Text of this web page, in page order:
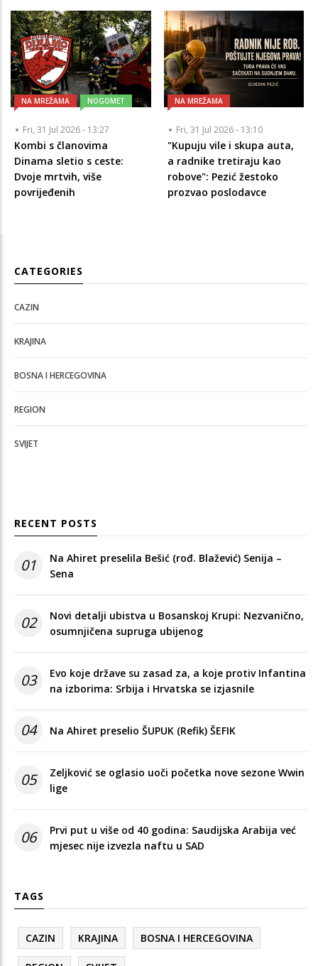
NA MREŽAMA NOGOMET
Fri, 31 Jul 2026 - 13:27
Kombi s članovima
Dinama sletio s ceste:
Dvoje mrtvih, više
povrijeđenih
NA MREŽAMA
Fri, 31 Jul 2026 - 13:10
"Kupuju vile i skupa auta,
a radnike tretiraju kao
robove": Pezić žestoko
prozvao poslodavce
CATEGORIES
CAZIN
KRAJINA
BOSNA I HERCEGOVINA
REGION
SVIJET
RECENT POSTS
01
Na Ahiret preselila Bešić (rođ. Blažević) Senija –
Sena
02
Novi detalji ubistva u Bosanskoj Krupi: Nezvanično,
osumnjičena supruga ubijenog
03
Evo koje države su zasad za, a koje protiv Infantina
na izborima: Srbija i Hrvatska se izjasnile
04 Na Ahiret preselio ŠUPUK (Refik) ŠEFIK
05
Zeljković se oglasio uoči početka nove sezone Wwin
lige
06
Prvi put u više od 40 godina: Saudijska Arabija već
mjesec nije izvezla naftu u SAD
TAGS
CAZIN KRAJINA BOSNA I HERCEGOVINA